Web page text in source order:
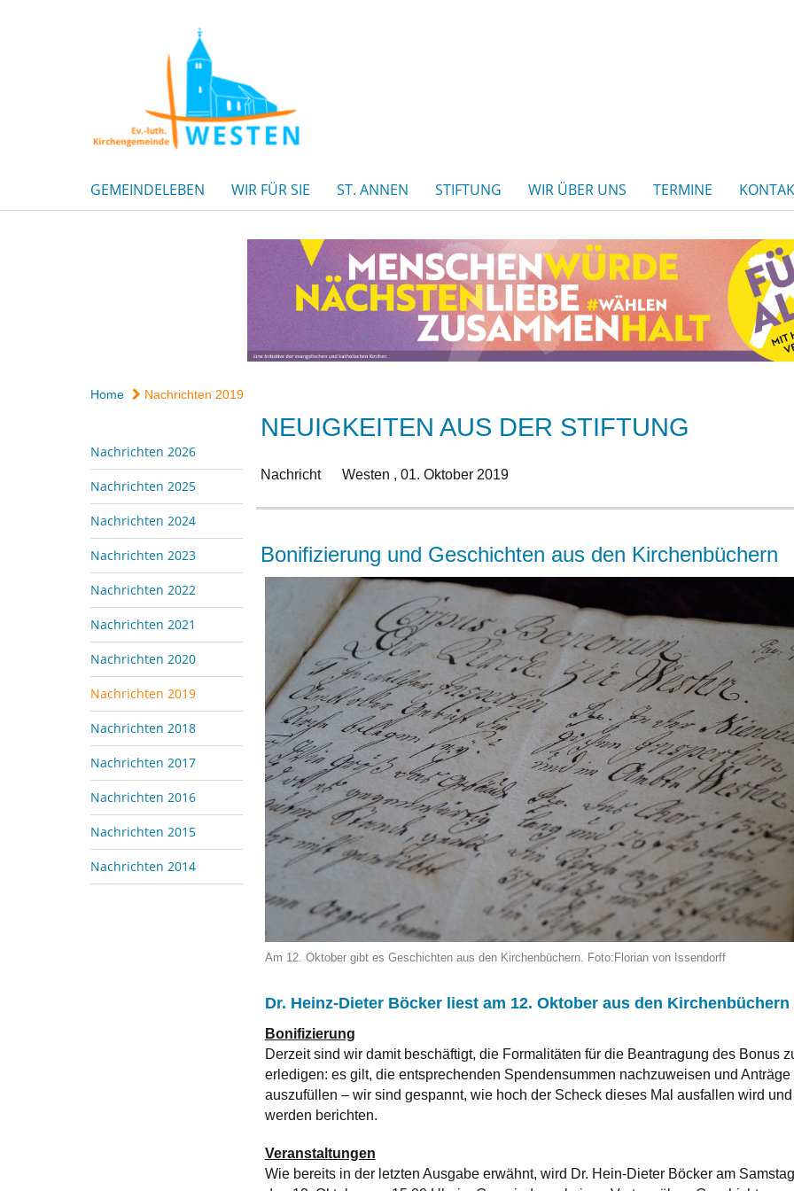
GEMEINDELEBEN WIR FÜR SIE ST. ANNEN STIFTUNG WIR ÜBER UNS TERMINE
Home Nachrichten 2019
Nachrichten 2026
Nachrichten 2025
Nachrichten 2024
Nachrichten 2023
Nachrichten 2022
Nachrichten 2021
Nachrichten 2020
Nachrichten 2019
Nachrichten 2018
Nachrichten 2017
Nachrichten 2016
Nachrichten 2015
Nachrichten 2014
NEUIGKEITEN AUS DER STIFTUNG
Nachricht Westen , 01. Oktober 2019
Bonifizierung und Geschichten aus den Kirchenbüchern
Am 12. Oktober gibt es Geschichten aus den Kirchenbüchern. Foto:Florian von Issendorff
Dr. Heinz-Dieter Böcker liest am 12. Oktober aus den Kirchenbüchern
Bonifizierung
Derzeit sind wir damit beschäftigt, die Formalitäten für die Beantragung des Bonus
erledigen: es gilt, die entsprechenden Spendensummen nachzuweisen und Anträge
auszufüllen – wir sind gespannt, wie hoch der Scheck dieses Mal ausfallen wird und
werden berichten.
Veranstaltungen
Wie bereits in der letzten Ausgabe erwähnt, wird Dr. Hein-Dieter Böcker am